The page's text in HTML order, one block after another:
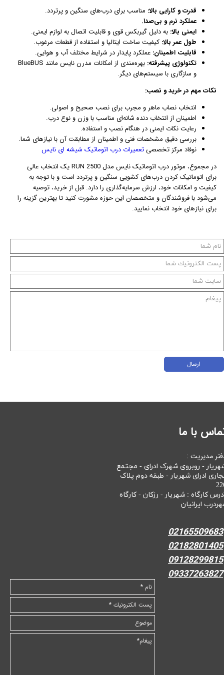
قدرت و کارایی بالا: مناسب برای درب‌های سنگین و پرتردد.
عملکرد نرم و بی‌صدا.
ایمنی بالا: به دلیل گیربکس قوی و قابلیت اتصال به لوازم ایمنی.
طول عمر بالا: کیفیت ساخت ایتالیا و استفاده از قطعات مرغوب.
قابلیت اطمینان: عملکرد پایدار در شرایط مختلف آب و هوایی.
تکنولوژی پیشرفته:
بهره‌مندی از امکانات مدرن نایس مانند BlueBUS
و سازگاری با سیستم‌های دیگر.
نکات مهم در خرید و نصب:
انتخاب نصاب ماهر و مجرب برای نصب صحیح و اصولی.
اطمینان از انتخاب دنده شانه‌ای مناسب با وزن و نوع درب.
رعایت نکات ایمنی در هنگام نصب و استفاده.
بررسی دقیق مشخصات فنی و اطمینان از مطابقت آن با نیازهای شما.
نوفاد مرکز تخصصیتعمیرات درب اتوماتیک شیشه ای نایس
در مجموع، موتور درب اتوماتیک نایس مدل RUN 2500 یک انتخاب عالی
برای اتوماتیک کردن درب‌های کشویی سنگین و پرتردد است و با توجه به
کیفیت و امکانات خود، ارزش سرمایه‌گذاری را دارد. قبل از خرید، توصیه
می‌شود با فروشندگان و متخصصان این حوزه مشورت کنید تا بهترین گزینه را
برای نیازهای خود انتخاب نمایید.
ارسال
با ما
مدیریت :
- روبروی شهرک ادرای - مجتمع
ادرای شهریار - طبقه دوم پلاک
کارگاه : شهریار - رزکان - کارگاه
ایرانیان
02165509683
02182801405
09128299815
09337263827